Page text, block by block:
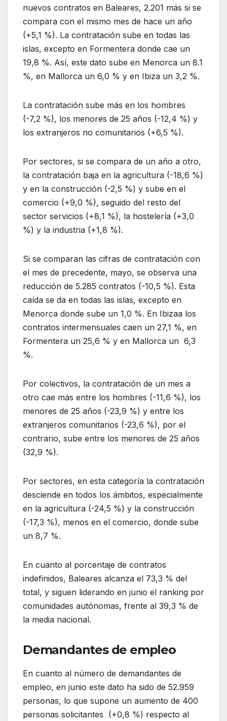
nuevos contratos en Baleares, 2.201 más si se
compara con el mismo mes de hace un año
(+5,1 %). La contratación sube en todas las
islas, excepto en Formentera donde cae un
19,8 %. Así, este dato sube en Menorca un 8.1
%, en Mallorca un 6,0 % y en Ibiza un 3,2 %.
La contratación sube más en los hombres
(-7,2 %), los menores de 25 años (-12,4 %) y
los extranjeros no comunitarios (+6,5 %).
Por sectores, si se compara de un año a otro,
la contratación baja en la agricultura (-18,6 %)
y en la construcción (-2,5 %) y sube en el
comercio (+9,0 %), seguido del resto del
sector servicios (+8,1 %), la hostelería (+3,0
%) y la industria (+1,8 %).
Si se comparan las cifras de contratación con
el mes de precedente, mayo, se observa una
reducción de 5.285 contratos (-10,5 %). Esta
caída se da en todas las islas, excepto en
Menorca donde sube un 1,0 %. En Ibizaa los
contratos intermensuales caen un 27,1 %, en
Formentera un 25,6 % y en Mallorca un 6,3
%.
Por colectivos, la contratación de un mes a
otro cae más entre los hombres (-11,6 %), los
menores de 25 años (-23,9 %) y entre los
extranjeros comunitarios (-23,6 %), por el
contrario, sube entre los menores de 25 años
(32,9 %).
Por sectores, en esta categoría la contratación
desciende en todos los ámbitos, especialmente
en la agricultura (-24,5 %) y la construcción
(-17,3 %), menos en el comercio, donde sube
un 8,7 %.
En cuanto al porcentaje de contratos
indefinidos, Baleares alcanza el 73,3 % del
total, y siguen liderando en junio el ranking por
comunidades autónomas, frente al 39,3 % de
la media nacional.
Demandantes de empleo
En cuanto al número de demandantes de
empleo, en junio este dato ha sido de 52.959
personas, lo que supone un aumento de 400
personas solicitantes (+0,8 %) respecto al